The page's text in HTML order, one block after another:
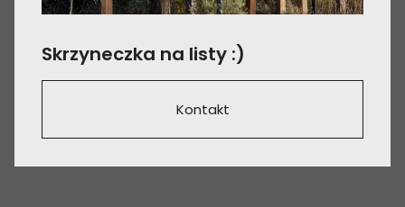
Skrzyneczka na listy :)
Kontakt